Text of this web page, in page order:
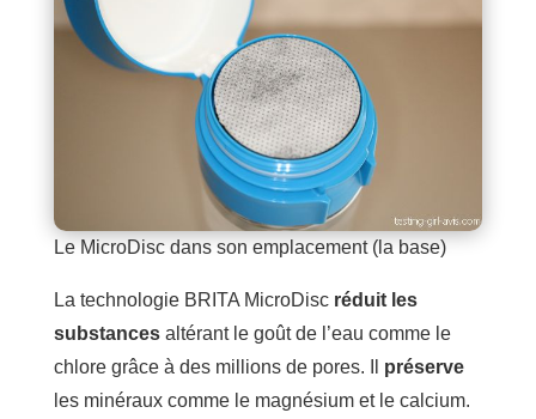
Le MicroDisc dans son emplacement (la base)
La technologie BRITA MicroDisc réduit les
substancesaltérant le goût de l’eau comme le
chlore grâce à des millions de pores. Il préserve
les minéraux comme le magnésium et le calcium.